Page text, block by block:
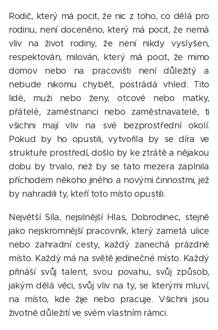
Rodič, který má pocit, že nic z toho, co dělá pro
rodinu, není doceněno, který má pocit, že nemá
vliv na život rodiny, že není nikdy vyslyšen,
respektován, milován, který má pocit, že mimo
domov nebo na pracovišti není důležitý a
nebude nikomu chybět, postrádá vhled. Tito
lidé, muži nebo ženy, otcové nebo matky,
přátelé, zaměstnanci nebo zaměstnavatelé, ti
všichni mají vliv na své bezprostřední okolí.
Pokud by ho opustili, vytvořila by se díra ve
struktuře prostředí, došlo by ke ztrátě a nějakou
dobu by trvalo, než by se tato mezera zaplnila
příchodem někoho jiného a novými činnostmi, jež
by nahradili ty, kteří toto místo opustili.
Největší Síla, nejsilnější Hlas, Dobrodinec, stejně
jako nejskromnější pracovník, který zametá ulice
nebo zahradní cesty, každý zanechá prázdné
místo. Každý má na světě jedinečné místo. Každý
přináší svůj talent, svou povahu, svůj způsob,
jakým dělá věci, svůj vliv na ty, se kterými mluví,
na místo, kde žije nebo pracuje. Všichni jsou
životně důležití ve svém vlastním rámci.